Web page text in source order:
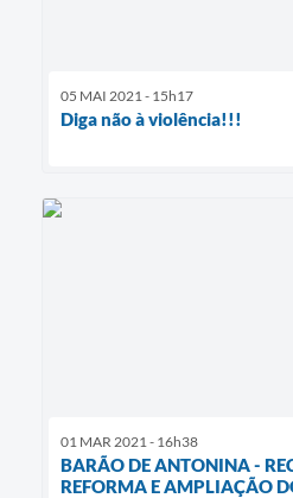
05 MAI 2021 - 15h17
Diga não à violência!!!
01 MAR 2021 - 16h38
BARÃO DE ANTONINA -
REFORMA E AMPLIAÇÃO